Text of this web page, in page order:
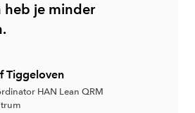
heb je minder
Tiggeloven
HAN Lean QRM